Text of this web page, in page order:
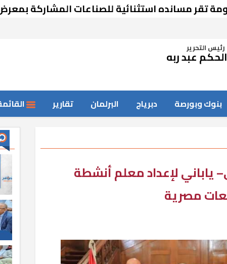
استثنائية للصناعات المشاركة بمعرض دمشق
رئيس التحريرعبد ربه
بنوك وبورصة دبرياج البرلمان تقارير
ياباني لإعداد معلم أنشطة
مصرية